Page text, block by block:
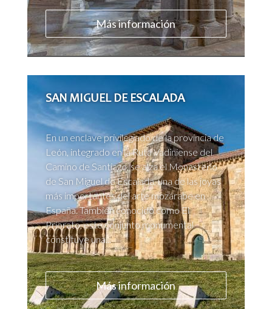
Más información
SAN MIGUEL DE ESCALADA
En un enclave privilegiado de la provincia de
León, integrado en la Ruta Vadiniense del
Camino de Santiago, se alza el Monasterio
de San Miguel de Escalada, una de las joyas
más importantes del arte mozárabe en
España. También conocido como El
Priorato, este conjunto monumental
constituye una...
Más información